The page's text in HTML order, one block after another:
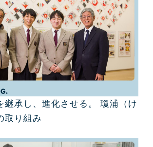
継承し、進化させる。 瓊浦（け
取り組み